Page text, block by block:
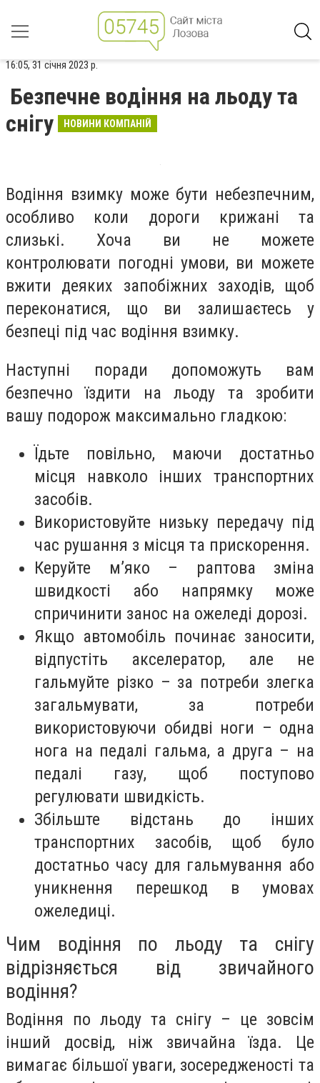
16:05, 31 січня 2023 р.
Безпечне водіння на льоду та
снігу
НОВИНИ КОМПАНІЙ
Водіння взимку може бути небезпечним,
особливо коли дороги крижані та
слизькі. Хоча ви не можете
контролювати погодні умови, ви можете
вжити деяких запобіжних заходів, щоб
переконатися, що ви залишаєтесь у
безпеці під час водіння взимку.
Наступні поради допоможуть вам
безпечно їздити на льоду та зробити
вашу подорож максимально гладкою:
Їдьте повільно, маючи достатньо
місця навколо інших транспортних
засобів.
Використовуйте низьку передачу під
час рушання з місця та прискорення.
Керуйте м’яко – раптова зміна
швидкості або напрямку може
спричинити занос на ожеледі дорозі.
Якщо автомобіль починає заносити,
відпустіть акселератор, але не
гальмуйте різко – за потреби злегка
загальмувати, за потреби
використовуючи обидві ноги – одна
нога на педалі гальма, а друга – на
педалі газу, щоб поступово
регулювати швидкість.
Збільште відстань до інших
транспортних засобів, щоб було
достатньо часу для гальмування або
уникнення перешкод в умовах
ожеледиці.
Чим водіння по льоду та снігу
відрізняється від звичайного
водіння?
Водіння по льоду та снігу – це зовсім
інший досвід, ніж звичайна їзда. Це
вимагає більшої уваги, зосередженості та